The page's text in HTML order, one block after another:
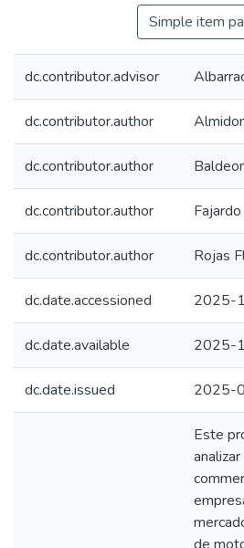
Simple item
dc.contributor.advisor
dc.contributor.author
dc.contributor.author
dc.contributor.author
dc.contributor.author Rojas
dc.date.accessioned 2025-
dc.date.available 2025-
dc.date.issued 2025-
Este